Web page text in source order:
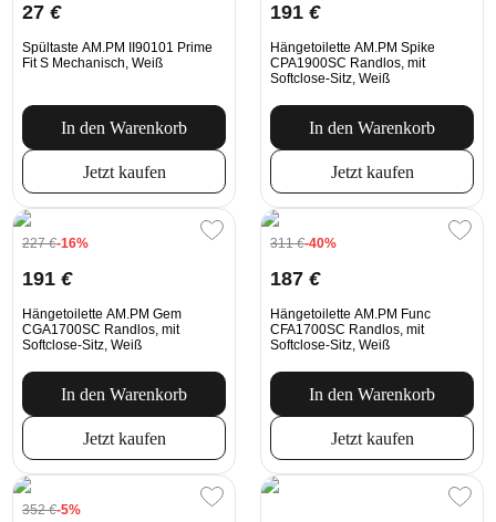
27 €
Spültaste AM.PM II90101 Prime
Fit S Mechanisch, Weiß
In den Warenkorb
Jetzt kaufen
191 €
Hängetoilette AM.PM Spike
CPA1900SC Randlos, mit
Softclose-Sitz, Weiß
In den Warenkorb
Jetzt kaufen
227€-16%
191 €
Hängetoilette AM.PM Gem
CGA1700SC Randlos, mit
Softclose-Sitz, Weiß
In den Warenkorb
Jetzt kaufen
311€-40%
187 €
Hängetoilette AM.PM Func
CFA1700SC Randlos, mit
Softclose-Sitz, Weiß
In den Warenkorb
Jetzt kaufen
352€-5%